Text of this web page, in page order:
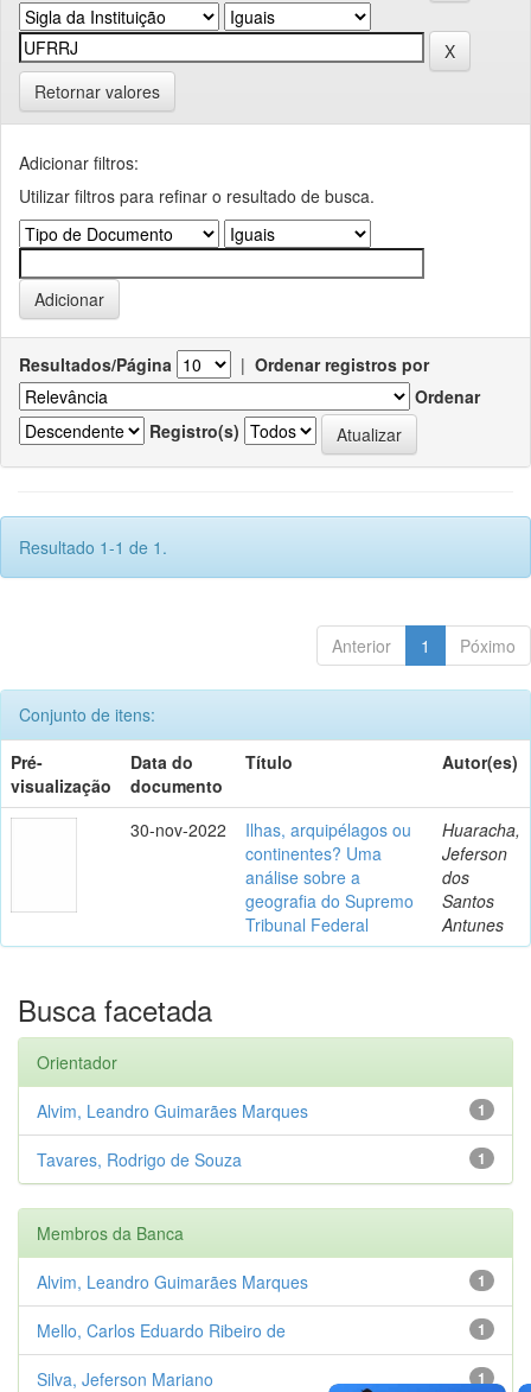
Retornar valores
Adicionar filtros:
Utilizar filtros para refinar o resultado de busca.
Resultados/Página | Ordenar registros por
Ordenar
Registro(s)
Resultado 1-1 de 1.
Anterior 1 Póximo
Conjunto de itens:
Pré-
visualização
Data do
documento
Título Autor(es)
30-nov-2022
Ilhas, arquipélagos ou
continentes? Uma
análise sobre a
geografia do Supremo
Tribunal Federal
Huaracha,
Jeferson
dos
Santos
Antunes
Busca facetada
Orientador
1
Alvim, Leandro Guimarães Marques
1
Tavares, Rodrigo de Souza
Membros da Banca
1
Alvim, Leandro Guimarães Marques
1
Mello, Carlos Eduardo Ribeiro de
1
Silva, Jeferson Mariano